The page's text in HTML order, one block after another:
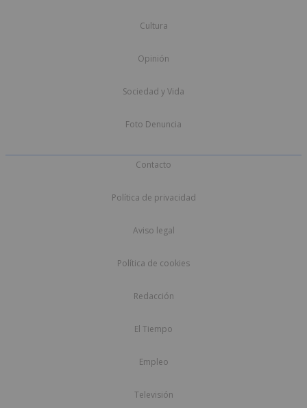
Cultura
Opinión
Sociedad y Vida
Foto Denuncia
Contacto
Política de privacidad
Aviso legal
Política de cookies
Redacción
El Tiempo
Empleo
Televisión